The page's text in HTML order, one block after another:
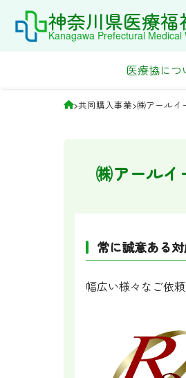
content
神奈川県医療
Kanagawa Prefectural
医療協につ
>共同購入事業>㈱アールイ
㈱アールイ
常に誠意ある
幅広い様々なご依